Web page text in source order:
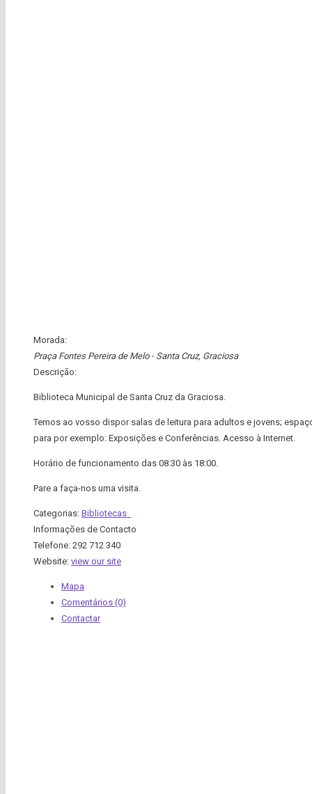
Morada:
Praça Fontes Pereira de Melo - Santa Cruz, Graciosa
Descrição:
Biblioteca Municipal de Santa Cruz da Graciosa.
Temos ao vosso dispor salas de leitura para adultos e jovens;
para por exemplo: Exposições e Conferências. Acesso à Internet.
Horário de funcionamento das 08:30 às 18:00.
Pare a faça-nos uma visita.
Categorias: Bibliotecas
Informações de Contacto
Telefone: 292 712 340
Website: view our site
Mapa
Comentários (0)
Contactar